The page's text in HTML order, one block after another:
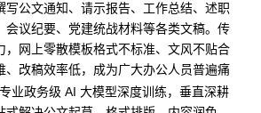
写公文通知、请示报告、工作总结、述职
会议纪要、党建统战材料等各类文稿。传
，网上零散模板格式不标准、文风不贴合
、改稿效率低，成为广大办公人员普遍痛
业政务级 AI 大模型深度训练，垂直深耕